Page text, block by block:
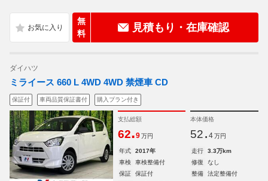
無
料
見積もり・在庫確認
ダイハツ
ミライース 660 L 4WD 4WD 禁煙車 CD
保証付 車両品質保証書付 購入プラン付き
支払総額
62.9 万円
本体価格
52. 4 万円
年式 2017年 走行
3.3万km
車検
車検整備付 修復
なし
保証
保証付 整備
法定整備付